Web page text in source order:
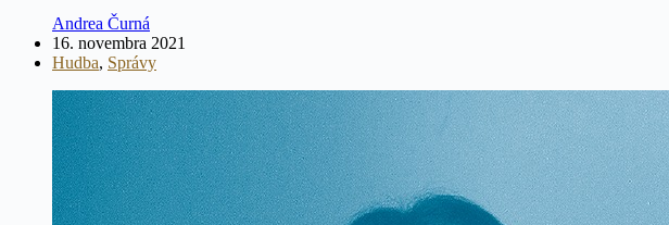
Andrea Čurná
16. novembra 2021
Hudba, Správy